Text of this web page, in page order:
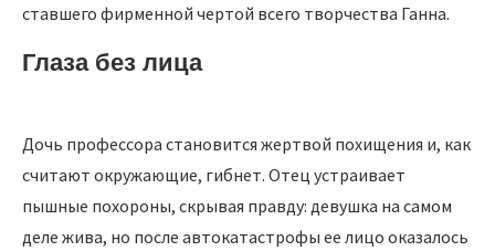
ставшего фирменной чертой всего творчества Ганна.
Глаза без лица
Дочь профессора становится жертвой похищения и, как
считают окружающие, гибнет. Отец устраивает
пышные похороны, скрывая правду: девушка на самом
деле жива, но после автокатастрофы ее лицо оказалось